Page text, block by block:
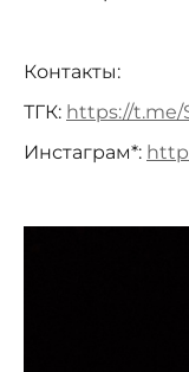
Контакты:
ТГК: https://t.me/
Инстаграм*: